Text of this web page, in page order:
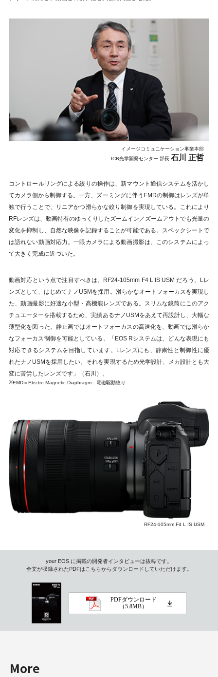
イメージコミュニケーション事業本部
ICB光学開発センター 部長石川 正哲
コントロールリングによる絞りの操作は、新マウント通信システムを活かし
てカメラ側から制御する。一方、ズーミングに伴うEMDの制御はレンズが単
独で行うことで、リニアかつ滑らかな絞り制御を実現している。これにより
RFレンズは、動画特有のゆっくりしたズームイン／ズームアウトでも光量の
変化を抑制し、自然な映像を記録することが可能である。スペックシートで
は語れない動画対応力。一眼カメラによる動画撮影は、このシステムによっ
て大きく完成に近づいた。
動画対応という点で注目すべきは、RF24-105mm F4 L IS USM だろう。Lレ
ンズとして、はじめてナノUSMを採用。滑らかなオートフォーカスを実現し
た、動画撮影に好適な小型・高機能レンズである。スリムな鏡筒にこのアク
チュエーターを搭載するため、実績あるナノUSMをあえて再設計し、大幅な
薄型化を図った。静止画ではオートフォーカスの高速化を、動画では滑らか
なフォーカス制御を可能としている。「EOS Rシステムは、どんな表現にも
対応できるシステムを目指しています。Lレンズにも、静粛性と制御性に優
れたナノUSMを採用したい。それを実現するため光学設計、メカ設計とも大
変に苦労したレンズです」（石川）。
※EMD＝Electro Magnetic Diaphragm：電磁駆動絞り
RF24-105mm F4 L IS USM
your EOS.に掲載の開発者インタビューは抜粋です。
全文が収録されたPDFはこちらからダウンロードしていただけます。
PDFダウンロード
（5.8MB）
More